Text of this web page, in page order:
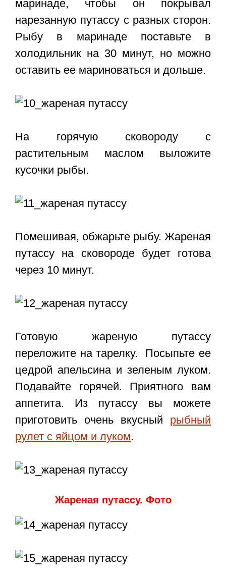
маринаде, чтобы он покрывал
нарезанную путассу с разных сторон.
Рыбу в маринаде поставьте в
холодильник на 30 минут, но можно
оставить ее мариноваться и дольше.
На горячую сковороду с
растительным маслом выложите
кусочки рыбы.
Помешивая, обжарьте рыбу. Жареная
путассу на сковородебудет готова
через 10 минут.
Готовую жареную путассу
переложите на тарелку. Посыпьте ее
цедрой апельсина и зеленым луком.
Подавайте горячей. Приятного вам
аппетита. Из путассу вы можете
приготовить очень вкусный рыбный
рулет с яйцом и луком.
Жареная путассу. Фото